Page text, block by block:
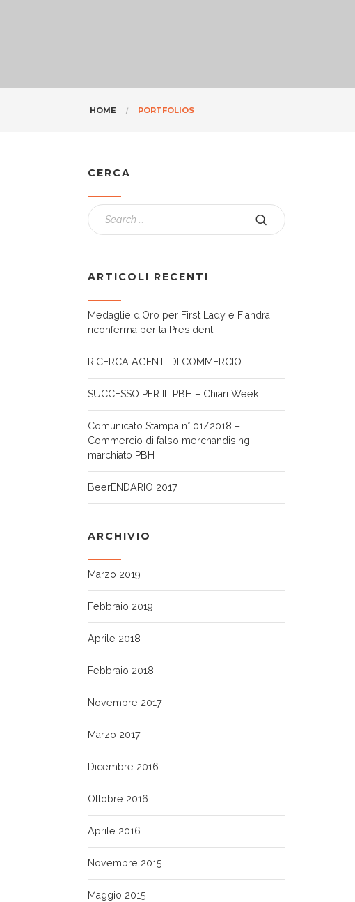
HOME PORTFOLIOS
CERCA
ARTICOLI RECENTI
Medaglie d’Oro per First Lady e Fiandra,
riconferma per la President
RICERCA AGENTI DI COMMERCIO
SUCCESSO PER IL PBH – Chiari Week
Comunicato Stampa n° 01/2018 –
Commercio di falso merchandising
marchiato PBH
BeerENDARIO 2017
ARCHIVIO
Marzo 2019
Febbraio 2019
Aprile 2018
Febbraio 2018
Novembre 2017
Marzo 2017
Dicembre 2016
Ottobre 2016
Aprile 2016
Novembre 2015
Maggio 2015